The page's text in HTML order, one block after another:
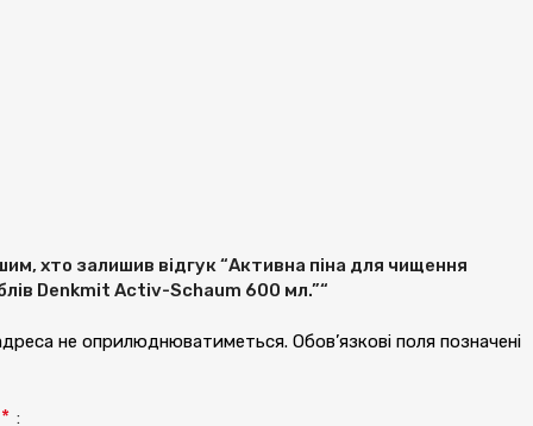
хто залишив відгук “Активна піна для чищення
Denkmit Activ-Schaum 600 мл.”“
не оприлюднюватиметься. Обов’язкові поля позначені
*